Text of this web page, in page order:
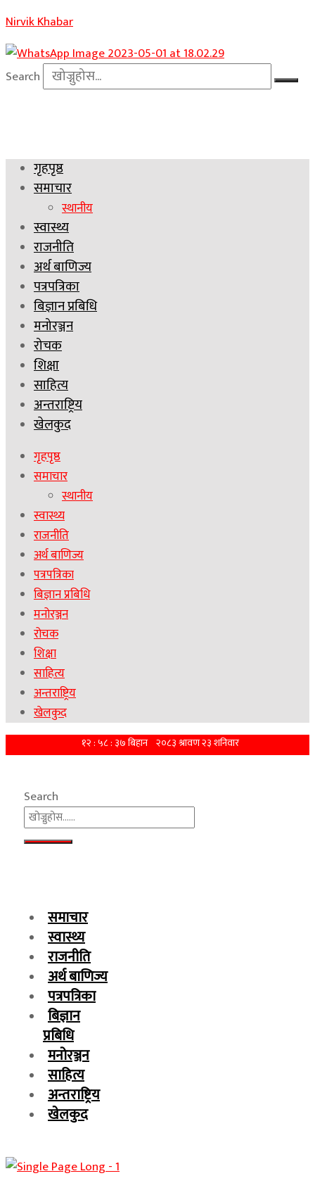
Nirvik Khabar
Search
गृहपृष्ठ
समाचार
स्थानीय
स्वास्थ्य
राजनीति
अर्थ बाणिज्य
पत्रपत्रिका
बिज्ञान प्रबिधि
मनोरञ्जन
रोचक
शिक्षा
साहित्य
अन्तराष्ट्रिय
खेलकुद
गृहपृष्ठ
समाचार
स्थानीय
स्वास्थ्य
राजनीति
अर्थ बाणिज्य
पत्रपत्रिका
बिज्ञान प्रबिधि
मनोरञ्जन
रोचक
शिक्षा
साहित्य
अन्तराष्ट्रिय
खेलकुद
Search
समाचार
स्वास्थ्य
राजनीति
अर्थ बाणिज्य
पत्रपत्रिका
बिज्ञान
प्रबिधि
मनोरञ्जन
साहित्य
अन्तराष्ट्रिय
खेलकुद